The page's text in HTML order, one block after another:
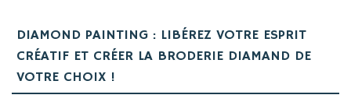
DIAMOND PAINTING : LIBÉREZ VOTRE ESPRIT
CRÉATIF ET CRÉER LA BRODERIE DIAMAND DE
VOTRE CHOIX !